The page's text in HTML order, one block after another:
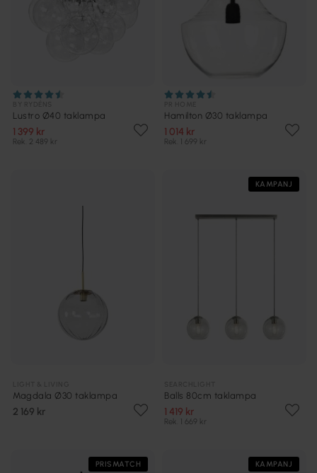
Lustro Ø40 taklampa
1 399 kr
Rek. 2 489 kr
Hamilton Ø30 taklampa
1 014 kr
Rek. 1 699 kr
Magdala Ø30 taklampa
2 169 kr
KAMPANJ
Balls 80cm taklampa
1 419 kr
Rek. 1 669 kr
PRISMATCH KAMPANJ